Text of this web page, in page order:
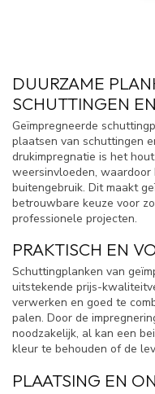
DUURZAME
SCHUTTINGEN
Geïmpregneerde
plaatsen van schuttingen
drukimpregnatie is het
weersinvloeden,
buitengebruik. Dit maakt
betrouwbare keuze voor
professionele projecten.
PRAKTISCH EN
Schuttingplanken van
uitstekende prijs-
verwerken en goed te
palen. Door de
noodzakelijk, al kan een
kleur te behouden of de
PLAATSING EN